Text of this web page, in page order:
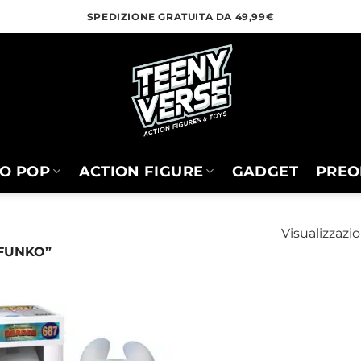
SPEDIZIONE GRATUITA DA 49,99€
POP ACTION FIGURE GADGET